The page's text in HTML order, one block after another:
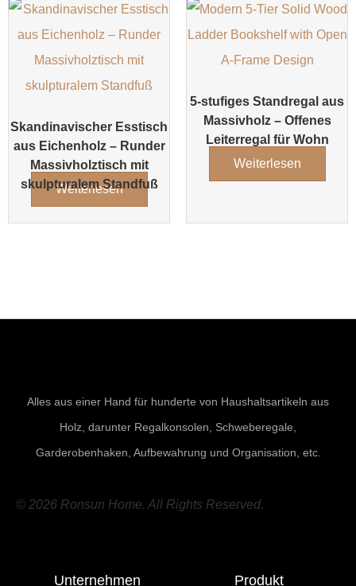
Skandinavischer Esstisch
aus Eichenholz – Runder
Massivholztisch mit
skulpturalem Standfuß
Weiterlesen
5-stufiges Standregal aus
Massivholz – Offenes
Leiterregal für Wohn
Weiterlesen
Alles aus einer Hand für hunderte von Haushaltsartikeln aus
Holz, darunter Regalkonsolen, Schweberegale,
Garderobenhaken, Aufbewahrung und Organisation, etc.
© 2026 Ronsun Home. All Rights Reserved.
Unternehmen Produkt